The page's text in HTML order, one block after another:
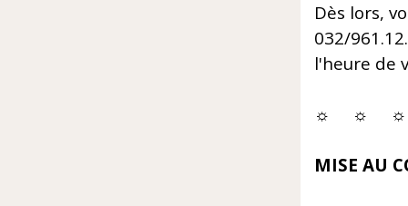
Dès lors,
032/
l'heure de
☼ ☼
MISE AU